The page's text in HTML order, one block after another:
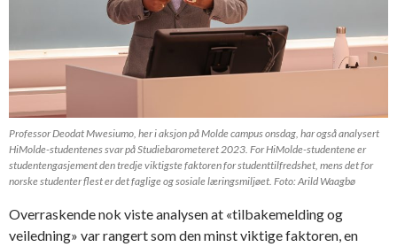
Professor Deodat Mwesiumo, her i aksjon på Molde campus onsdag, har også analysert
HiMolde-studentenes svar på Studiebarometeret 2023. For HiMolde-studentene er
studentengasjement den tredje viktigste faktoren for studenttilfredshet, mens det for
norske studenter flest er det faglige og sosiale læringsmiljøet. Foto: Arild Waagbø
Overraskende nok viste analysen at «tilbakemelding og
veiledning» var rangert som den minst viktige faktoren, en